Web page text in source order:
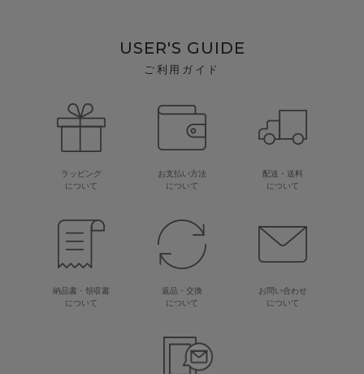
USER'S GUIDE
ご利用ガイド
ラッピング
について
お支払い方法
について
配送・送料
について
納品書・領収書
について
返品・交換
について
お問い合わせ
について